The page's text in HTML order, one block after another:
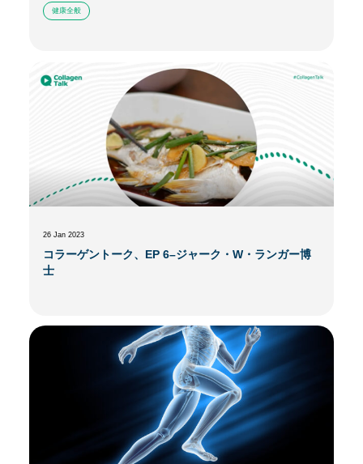
健康全般
26 Jan 2023
コラーゲントーク、EP 6–ジャーク・W・ランガー博
士